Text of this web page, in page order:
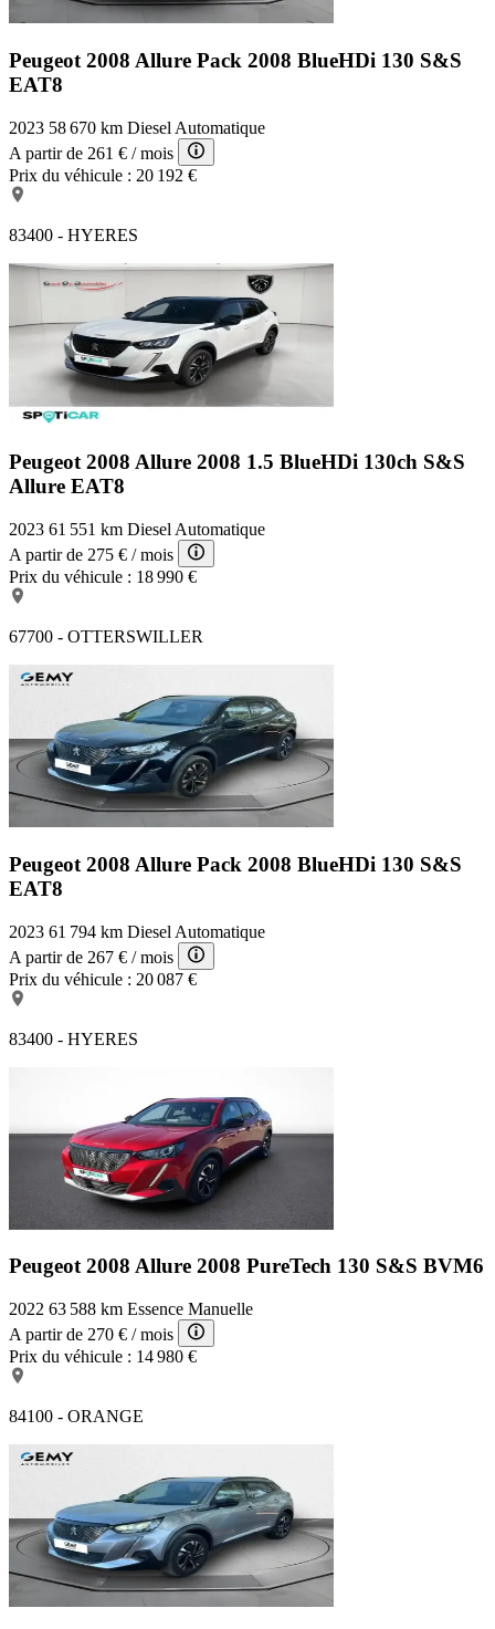
Peugeot 2008 Allure Pack 2008 BlueHDi 130 S&S
EAT8
2023 58 670 km Diesel Automatique
A partir de 261 € / mois
Prix du véhicule : 20 192 €
83400 - HYERES
Peugeot 2008 Allure 2008 1.5 BlueHDi 130ch S&S
Allure EAT8
2023 61 551 km Diesel Automatique
A partir de 275 € / mois
Prix du véhicule : 18 990 €
67700 - OTTERSWILLER
Peugeot 2008 Allure Pack 2008 BlueHDi 130 S&S
EAT8
2023 61 794 km Diesel Automatique
A partir de 267 € / mois
Prix du véhicule : 20 087 €
83400 - HYERES
Peugeot 2008 Allure 2008 PureTech 130 S&S BVM6
2022 63 588 km Essence Manuelle
A partir de 270 € / mois
Prix du véhicule : 14 980 €
84100 - ORANGE